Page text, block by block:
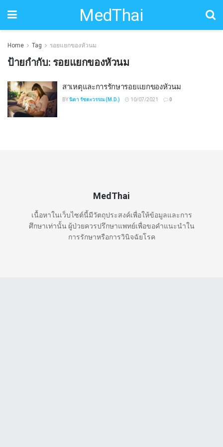
MedThai
Home Tag รอยแยกของหัวนม
ป้ายกำกับ: รอยแยกของหัวนม
สาเหตุและการรักษารอยแยกของหัวนม
BYนิดา รัชตะวรรณ (M.D.) 10/07/2021 0
MedThai
เนื้อหาในเว็บไซต์นี้มีวัตถุประสงค์เพื่อให้ข้อมูลและการ
ศึกษาเท่านั้น ผู้ป่วยควรปรึกษาแพทย์เพื่อขอคำแนะนำใน
การรักษาหรือการวินิจฉัยโรค